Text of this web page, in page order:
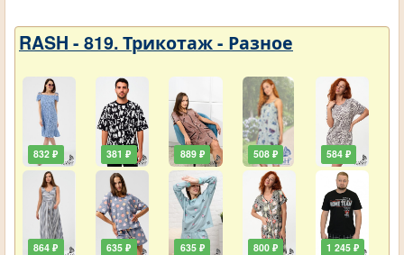
RASH - 819. Трикотаж - Разное
832 ₽
864 ₽
381 ₽
635 ₽
889 ₽
635 ₽
508 ₽
800 ₽
584 ₽
1 245 ₽